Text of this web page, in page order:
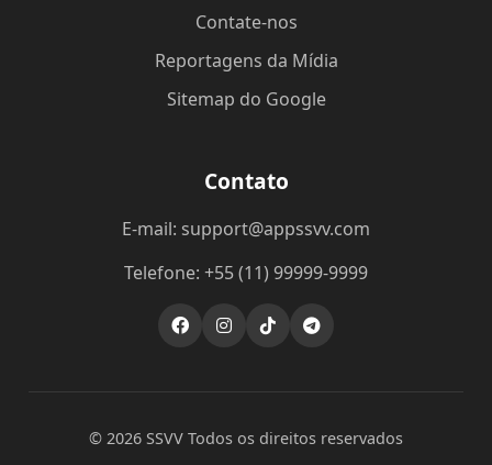
Contate-nos
Reportagens da Mídia
Sitemap do Google
Contato
E-mail: support@appssvv.com
Telefone: +55 (11) 99999-9999
© 2026 SSVV Todos os direitos reservados